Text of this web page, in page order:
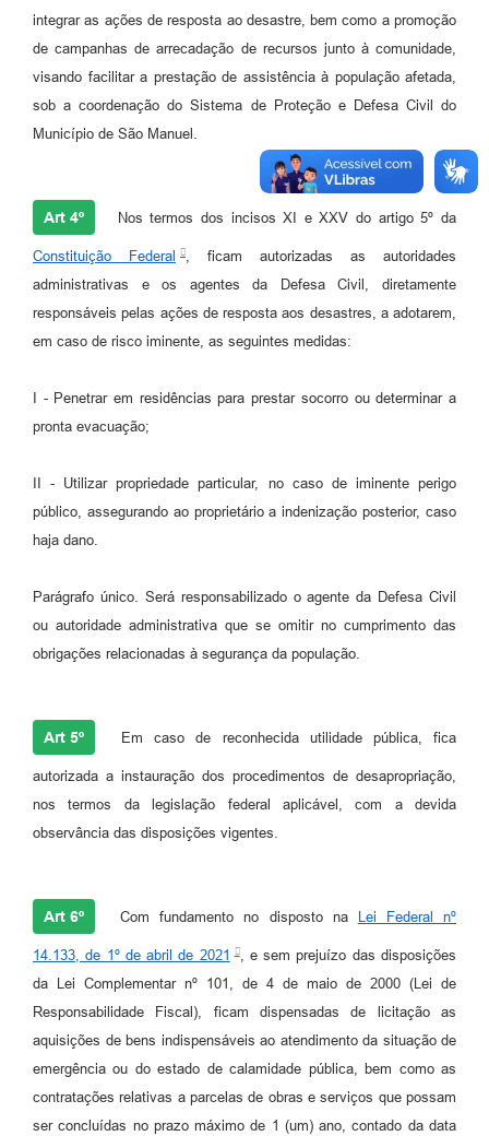
integrar as ações de resposta ao desastre, bem como a promoção
de campanhas de arrecadação de recursos junto à comunidade,
visando facilitar a prestação de assistência à população afetada,
sob a coordenação do Sistema de Proteção e Defesa Civil do
Município de São Manuel.
Art 4º Nos termos dos incisos XI e XXV do artigo 5º da
Constituição Federal
, ficam autorizadas as autoridades
administrativas e os agentes da Defesa Civil, diretamente
responsáveis pelas ações de resposta aos desastres, a adotarem,
em caso de risco iminente, as seguintes medidas:
I - Penetrar em residências para prestar socorro ou determinar a
pronta evacuação;
II - Utilizar propriedade particular, no caso de iminente perigo
público, assegurando ao proprietário a indenização posterior, caso
haja dano.
Parágrafo único. Será responsabilizado o agente da Defesa Civil
ou autoridade administrativa que se omitir no cumprimento das
obrigações relacionadas à segurança da população.
Art 5º Em caso de reconhecida utilidade pública, fica
autorizada a instauração dos procedimentos de desapropriação,
nos termos da legislação federal aplicável, com a devida
observância das disposições vigentes.
Art 6º Com fundamento no disposto na Lei Federal nº
14.133, de 1º de abril de 2021
, e sem prejuízo das disposições
da Lei Complementar nº 101, de 4 de maio de 2000 (Lei de
Responsabilidade Fiscal), ficam dispensadas de licitação as
aquisições de bens indispensáveis ao atendimento da situação de
emergência ou do estado de calamidade pública, bem como as
contratações relativas a parcelas de obras e serviços que possam
ser concluídas no prazo máximo de 1 (um) ano, contado da data